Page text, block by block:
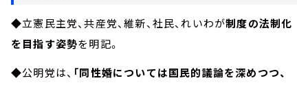
◆立憲民主党、共産党、維新、社民、れいわが制度の法制化
を目指す姿勢を明記。
◆公明党は、 「同性婚については国民的議論を深めつつ、